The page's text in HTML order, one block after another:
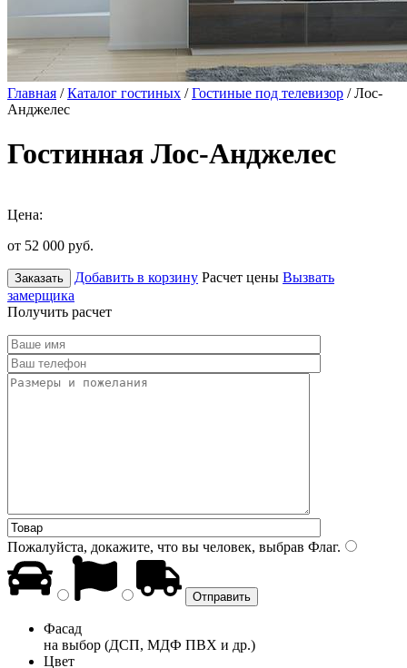
Главная /Каталог гостиных /Гостиные под телевизор / Лос-
Анджелес
Гостинная Лос-Анджелес
Цена:
от 52 000 руб.
Заказать Добавить в корзину Расчет цены Вызвать
замерщика
Получить расчет
Пожалуйста, докажите, что вы человек, выбрав Флаг.
Фасад
на выбор (ДСП, МДФ ПВХ и др.)
Цвет